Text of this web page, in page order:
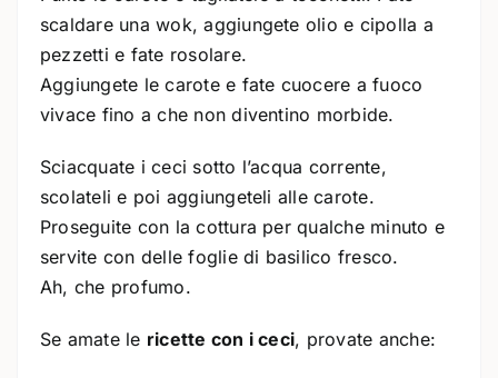
scaldare una wok, aggiungete olio e cipolla a
pezzetti e fate rosolare.
Aggiungete le carote e fate cuocere a fuoco
vivace fino a che non diventino morbide.
Sciacquate i ceci sotto l’acqua corrente,
scolateli e poi aggiungeteli alle carote.
Proseguite con la cottura per qualche minuto e
servite con delle foglie di basilico fresco.
Ah, che profumo.
Se amate le ricette con i ceci, provate anche: